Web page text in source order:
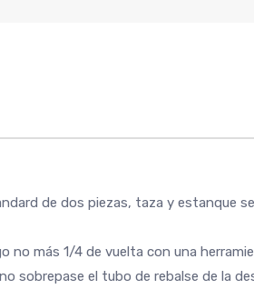
de dos piezas, taza y estanque
no más 1/4 de vuelta con una
sobrepase el tubo de rebalse de la